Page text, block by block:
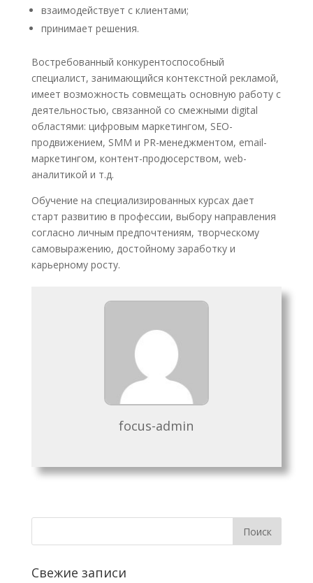
взаимодействует с клиентами;
принимает решения.
Востребованный конкурентоспособный
специалист, занимающийся контекстной рекламой,
имеет возможность совмещать основную работу с
деятельностью, связанной со смежными digital
областями: цифровым маркетингом, SEO-
продвижением, SMM и PR-менеджментом, email-
маркетингом, контент-продюсерством, web-
аналитикой и т.д.
Обучение на специализированных курсах дает
старт развитию в профессии, выбору направления
согласно личным предпочтениям, творческому
самовыражению, достойному заработку и
карьерному росту.
focus-admin
Свежие записи